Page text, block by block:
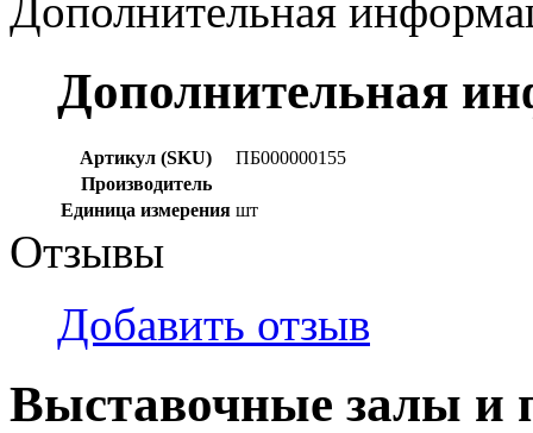
Дополнительная
Дополнительная
Артикул (SKU)
ПБ000000155
Производитель
Единица измерения шт
Отзывы
Добавить отзыв
Выставочные залы и